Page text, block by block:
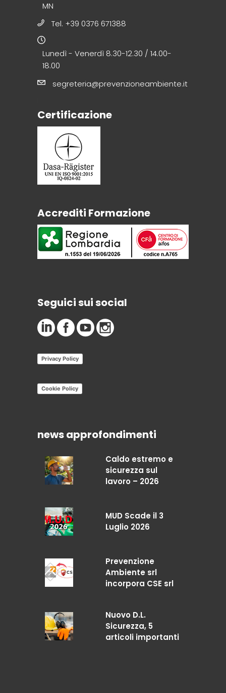
MN
Tel. +39 0376 671388
Lunedì - Venerdì 8.30-12.30 / 14.00-
18.00
segreteria@prevenzioneambiente.it
Certificazione
Accrediti Formazione
Seguici sui social
Privacy Policy
Cookie Policy
news approfondimenti
Caldo estremo e
sicurezza sul
lavoro – 2026
MUD Scade il 3
Luglio 2026
Prevenzione
Ambiente srl
incorpora CSE srl
Nuovo D.L.
Sicurezza, 5
articoli importanti